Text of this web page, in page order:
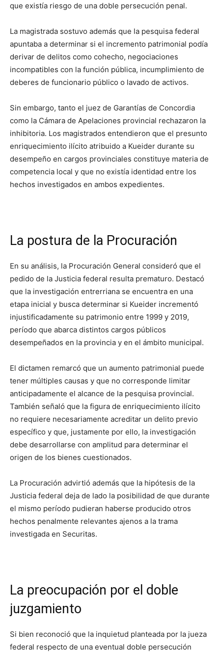
que existía riesgo de una doble persecución penal.
La magistrada sostuvo además que la pesquisa federal
apuntaba a determinar si el incremento patrimonial podía
derivar de delitos como cohecho, negociaciones
incompatibles con la función pública, incumplimiento de
deberes de funcionario público o lavado de activos.
Sin embargo, tanto el juez de Garantías de Concordia
como la Cámara de Apelaciones provincial rechazaron la
inhibitoria. Los magistrados entendieron que el presunto
enriquecimiento ilícito atribuido a Kueider durante su
desempeño en cargos provinciales constituye materia de
competencia local y que no existía identidad entre los
hechos investigados en ambos expedientes.
La postura de la Procuración
En su análisis, la Procuración General consideró que el
pedido de la Justicia federal resulta prematuro. Destacó
que la investigación entrerriana se encuentra en una
etapa inicial y busca determinar si Kueider incrementó
injustificadamente su patrimonio entre 1999 y 2019,
período que abarca distintos cargos públicos
desempeñados en la provincia y en el ámbito municipal.
El dictamen remarcó que un aumento patrimonial puede
tener múltiples causas y que no corresponde limitar
anticipadamente el alcance de la pesquisa provincial.
También señaló que la figura de enriquecimiento ilícito
no requiere necesariamente acreditar un delito previo
específico y que, justamente por ello, la investigación
debe desarrollarse con amplitud para determinar el
origen de los bienes cuestionados.
La Procuración advirtió además que la hipótesis de la
Justicia federal deja de lado la posibilidad de que durante
el mismo período pudieran haberse producido otros
hechos penalmente relevantes ajenos a la trama
investigada en Securitas.
La preocupación por el doble
juzgamiento
Si bien reconoció que la inquietud planteada por la jueza
federal respecto de una eventual doble persecución